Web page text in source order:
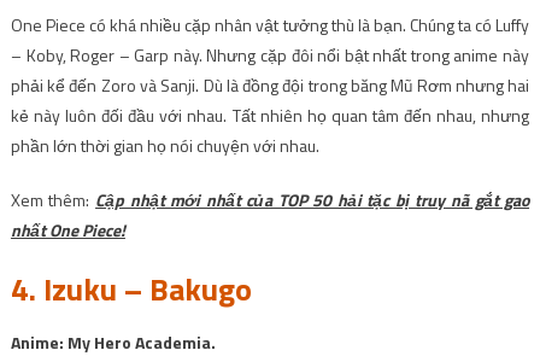
One Piece có khá nhiều cặp nhân vật tưởng thù là bạn. Chúng ta có Luffy
– Koby, Roger – Garp này. Nhưng cặp đôi nổi bật nhất trong anime này
phải kể đến Zoro và Sanji. Dù là đồng đội trong băng Mũ Rơm nhưng hai
kẻ này luôn đối đầu với nhau. Tất nhiên họ quan tâm đến nhau, nhưng
phần lớn thời gian họ nói chuyện với nhau.
Xem thêm: Cập nhật mới nhất của TOP 50 hải tặc bị truy nã gắt gao
nhất One Piece!
4. Izuku – Bakugo
Anime: My Hero Academia.